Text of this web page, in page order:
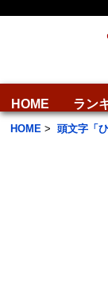
HOME ラン
HOME > 頭文字「